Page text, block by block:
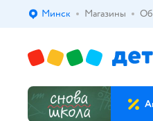
Выбор адреса доставки.
Минск Магазины